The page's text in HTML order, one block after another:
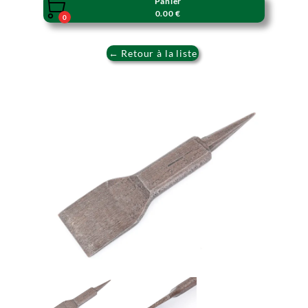

0
0.00 €
← Retour à la liste